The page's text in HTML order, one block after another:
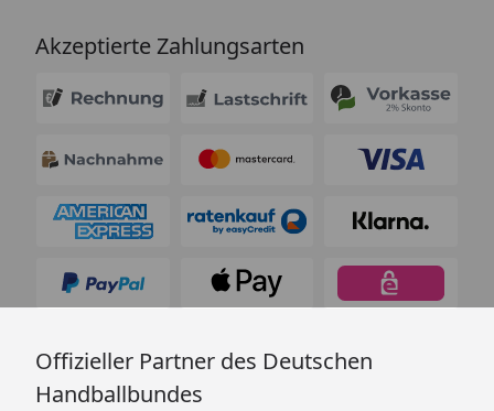
Akzeptierte Zahlungsarten
Offizieller Partner des Deutschen
Handballbundes